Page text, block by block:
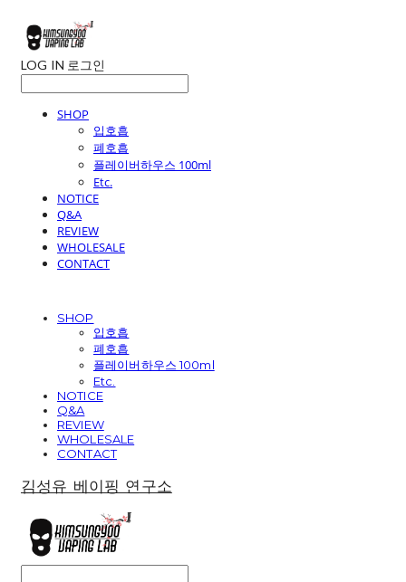
LOG IN 로그인
SHOP
입호흡
폐호흡
플레이버하우스 100ml
Etc.
NOTICE
Q&A
REVIEW
WHOLESALE
CONTACT
SHOP
입호흡
폐호흡
플레이버하우스 100ml
Etc.
NOTICE
Q&A
REVIEW
WHOLESALE
CONTACT
김성유 베이핑 연구소